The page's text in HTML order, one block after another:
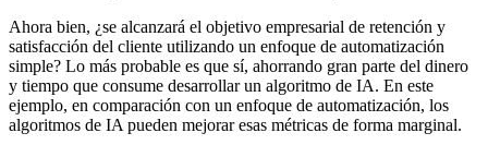
Ahora bien, ¿se alcanzará el objetivo empresarial de retención y
satisfacción del cliente utilizando un enfoque de automatización
simple? Lo más probable es que sí, ahorrando gran parte del dinero
y tiempo que consume desarrollar un algoritmo de IA. En este
ejemplo, en comparación con un enfoque de automatización, los
algoritmos de IA pueden mejorar esas métricas de forma marginal.